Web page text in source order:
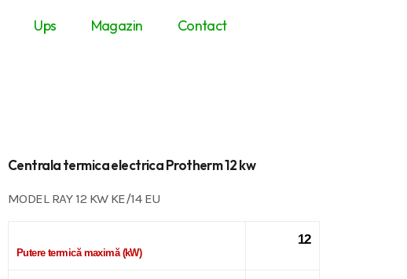
Ups Magazin Contact
Centrala termica electrica Protherm 12 kw
MODEL RAY 12 KW KE/14 EU
Putere termică maximă (kW)
12